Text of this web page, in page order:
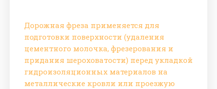
Дорожная фреза применяется для
подготовки поверхности (удаления
цементного молочка, фрезерования и
придания шероховатости) перед укладкой
гидроизоляционных материалов на
металлические кровли или проезжую